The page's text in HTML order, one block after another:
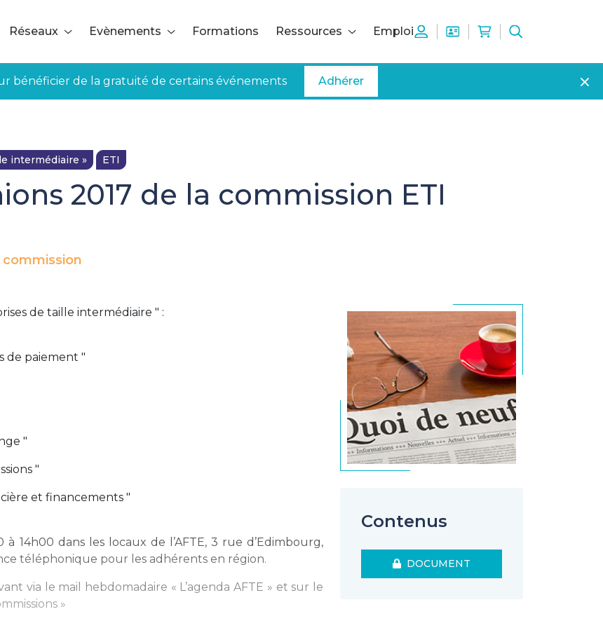
Réseaux Evènements Formations Ressources Emploi
bénéficier de la gratuité de certains événements Adhérer
intermédiaire » ETI
2017 de la commission ETI
de taille intermédiaire " :
de paiement "
"
"
et financements "
14h00 dans les locaux de l’AFTE, 3 rue d’Edimbourg,
téléphonique pour les adhérents en région.
via le mail hebdomadaire « L’agenda AFTE » et sur le
»
Contenus
DOCUMENT